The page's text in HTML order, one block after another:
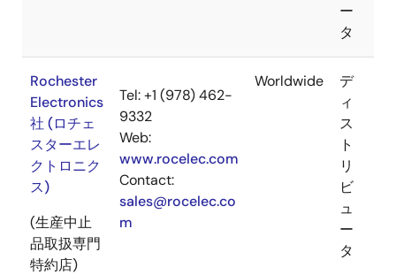
ー
タ
Rochester
Electronics
社 (ロチェ
スターエレ
クトロニク
ス)
(生産中止
品取扱専門
特約店 )
Tel: +1 (978) 462-
9332
Web:
www.rocelec.com
Contact:
sales@rocelec.co
m
Worldwide
デ
ィ
ス
ト
リ
ビ
ュ
ー
タ